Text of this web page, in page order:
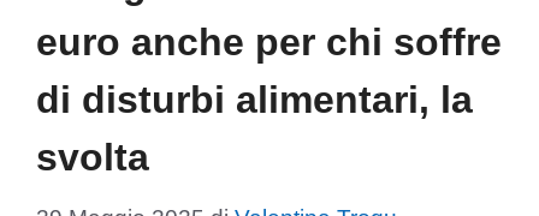
euro anche per chi soffre
di disturbi alimentari, la
svolta